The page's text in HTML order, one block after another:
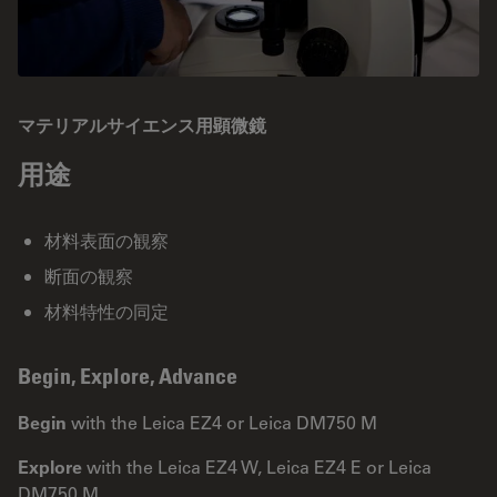
マテリアルサイエンス用顕微鏡
用途
材料表面の観察
断面の観察
材料特性の同定
Begin, Explore, Advance
Begin with the Leica EZ4 or Leica DM750 M
Explorewith the Leica EZ4 W, Leica EZ4 E or Leica